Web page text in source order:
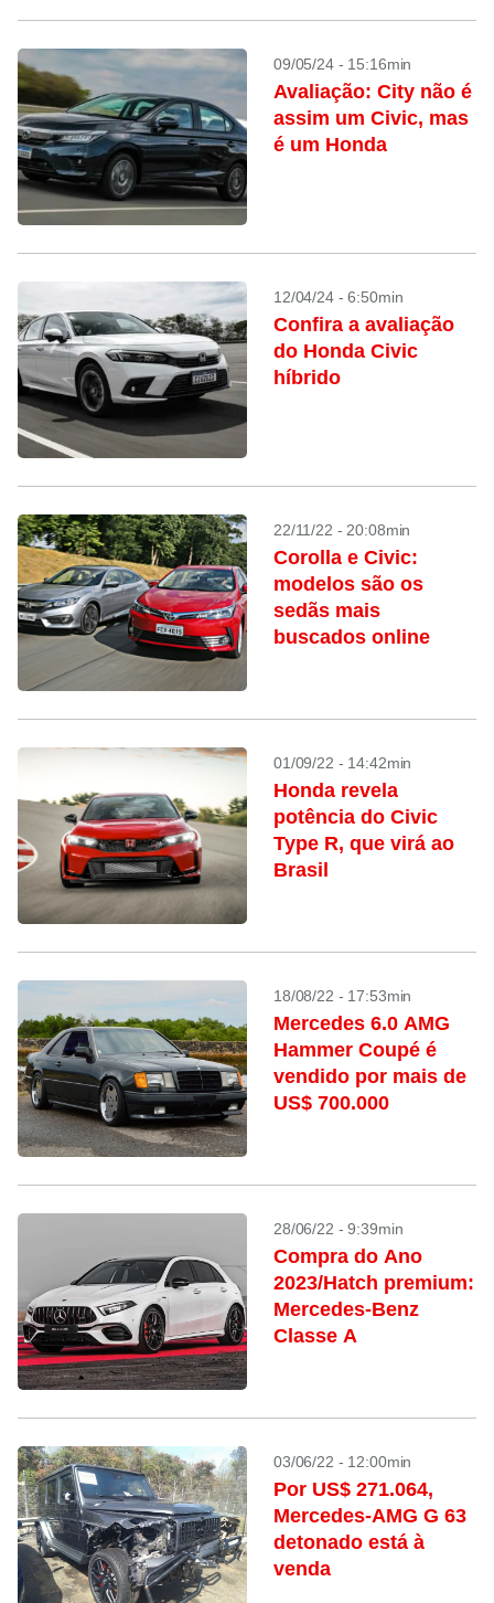
09/05/24 - 15:16min
Avaliação: City não é
assim um Civic, mas
é um Honda
12/04/24 - 6:50min
Confira a avaliação
do Honda Civic
híbrido
22/11/22 - 20:08min
Corolla e Civic:
modelos são os
sedãs mais
buscados online
01/09/22 - 14:42min
Honda revela
potência do Civic
Type R, que virá ao
Brasil
18/08/22 - 17:53min
Mercedes 6.0 AMG
Hammer Coupé é
vendido por mais de
US$ 700.000
28/06/22 - 9:39min
Compra do Ano
2023/Hatch premium:
Mercedes-Benz
Classe A
03/06/22 - 12:00min
Por US$ 271.064,
Mercedes-AMG G 63
detonado está à
venda